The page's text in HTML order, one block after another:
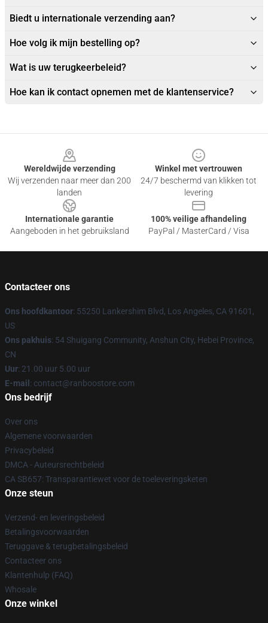
Biedt u internationale verzending aan?
Hoe volg ik mijn bestelling op?
Wat is uw terugkeerbeleid?
Hoe kan ik contact opnemen met de klantenservice?
Wereldwijde verzending
Wij verzenden naar meer dan 200
landen
Winkel met vertrouwen
24/7 beschermd van klikken tot
levering
Internationale garantie
Aangeboden in het gebruiksland
100% veilige afhandeling
PayPal / MasterCard / Visa
Contacteer ons
Ons hoofdkantoor: 55250 Lankershim Blvd, Los Angeles, CA 91601,
US
Ons pakhuis: 54 Shuigang Community, Anshun City, Hebei Province,
CN
Uur: 21.00 uur 5.00 uur
E-mail : contact@ranboostore.com
Ons bedrijf
Over ons
Algemene voorwaarden
Privacybeleid
DMCA - Auteursrechtbeleid
CA SB657: Transparantiewet voor de toeleveringsketen
Onze steun
Verzend- en leveringsbeleid
Betalingsvoorwaarden
Teruggave & terugbetalingsbeleid
Contacteer ons
Klantenhulp (FAQ)
Whosale
Onze winkel